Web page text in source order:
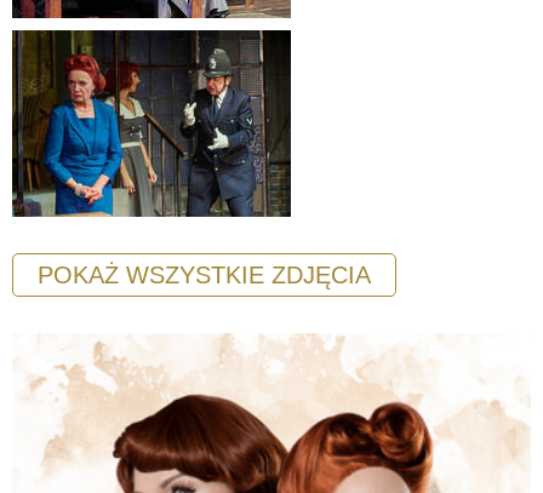
POKAŻ WSZYSTKIE ZDJĘCIA